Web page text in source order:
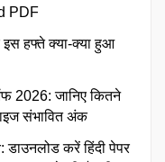
PDF
हफ्ते क्या-क्या हुआ
2026: जानिए कितने
संभावित अंक
करें हिंदी पेपर